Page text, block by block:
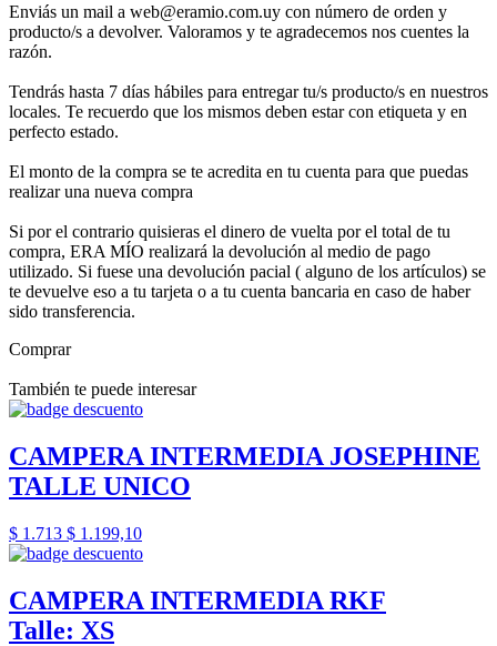
Enviás un mail a web@eramio.com.uy con número de orden y
producto/s a devolver. Valoramos y te agradecemos nos cuentes la
razón.
Tendrás hasta 7 días hábiles para entregar tu/s producto/s en nuestros
locales. Te recuerdo que los mismos deben estar con etiqueta y en
perfecto estado.
El monto de la compra se te acredita en tu cuenta para que puedas
realizar una nueva compra
Si por el contrario quisieras el dinero de vuelta por el total de tu
compra, ERA MÍO realizará la devolución al medio de pago
utilizado. Si fuese una devolución pacial ( alguno de los artículos) se
te devuelve eso a tu tarjeta o a tu cuenta bancaria en caso de haber
sido transferencia.
Comprar
También te puede interesar
CAMPERA INTERMEDIA JOSEPHINE
TALLE UNICO
$ 1.713 $ 1.199,10
CAMPERA INTERMEDIA RKF
Talle: XS